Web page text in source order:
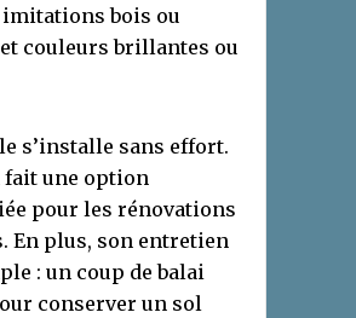
bois ou
couleurs brillantes ou
s’installe sans effort.
fait une option
pour les rénovations
En plus, son entretien
: un coup de balai
conserver un sol